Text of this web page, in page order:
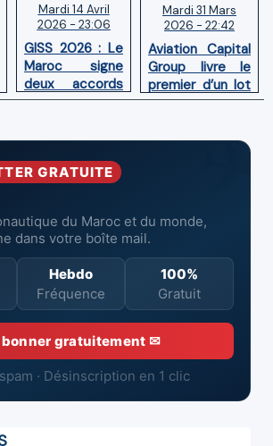
Mardi 14 Avril
2026 - 23:06
GISS 2026 : Le
Maroc signe
deux accords
avec l'OACI
la surveillance
aériennes.
Mardi 31 Mars
2026 - 22:42
Aviation Capital
Group livre le
premier d’un lot
de six Boeing
neufs à Royal Air
GRATUITE
du Maroc et du monde,
dans votre boîte mail.
Hebdo
Fréquence
100%
Gratuit
gratuitement ✉
· Désinscription en 1 clic